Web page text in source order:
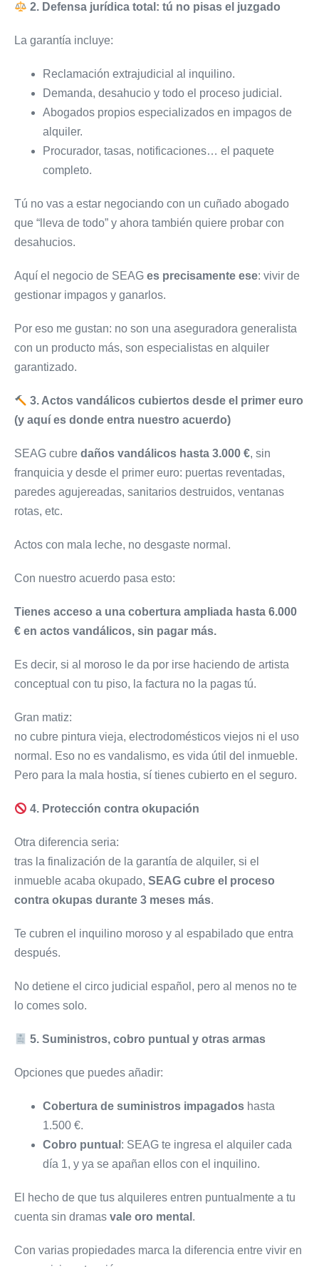
2. Defensa jurídica total: tú no pisas el juzgado
La garantía incluye:
Reclamación extrajudicial al inquilino.
Demanda, desahucio y todo el proceso judicial.
Abogados propios especializados en impagos de
alquiler.
Procurador, tasas, notificaciones… el paquete
completo.
Tú no vas a estar negociando con un cuñado abogado
que “lleva de todo” y ahora también quiere probar con
desahucios.
Aquí el negocio de SEAG es precisamente ese: vivir de
gestionar impagos y ganarlos.
Por eso me gustan: no son una aseguradora generalista
con un producto más, son especialistas en alquiler
garantizado.
3. Actos vandálicos cubiertos desde el primer euro
(y aquí es donde entra nuestro acuerdo)
SEAG cubre daños vandálicos hasta 3.000 €, sin
franquicia y desde el primer euro: puertas reventadas,
paredes agujereadas, sanitarios destruidos, ventanas
rotas, etc.
Actos con mala leche, no desgaste normal.
Con nuestro acuerdo pasa esto:
Tienes acceso a una cobertura ampliada hasta 6.000
€ en actos vandálicos, sin pagar más.
Es decir, si al moroso le da por irse haciendo de artista
conceptual con tu piso, la factura no la pagas tú.
Gran matiz:
no cubre pintura vieja, electrodomésticos viejos ni el uso
normal. Eso no es vandalismo, es vida útil del inmueble.
Pero para la mala hostia, sí tienes cubierto en el seguro.
4. Protección contra okupación
Otra diferencia seria:
tras la finalización de la garantía de alquiler, si el
inmueble acaba okupado, SEAG cubre el proceso
contra okupas durante 3 meses más.
Te cubren el inquilino moroso y al espabilado que entra
después.
No detiene el circo judicial español, pero al menos no te
lo comes solo.
5. Suministros, cobro puntual y otras armas
Opciones que puedes añadir:
Cobertura de suministros impagados hasta
1.500 €.
Cobro puntual : SEAG te ingresa el alquiler cada
día 1, y ya se apañan ellos con el inquilino.
El hecho de que tus alquileres entren puntualmente a tu
cuenta sin dramas vale oro mental .
Con varias propiedades marca la diferencia entre vivir en